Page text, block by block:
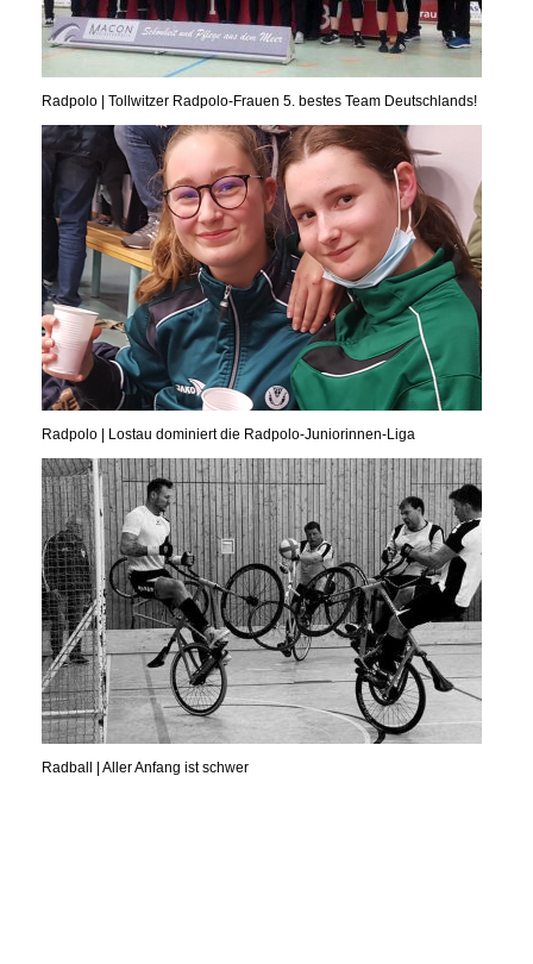
Radpolo | Tollwitzer Radpolo-Frauen 5. bestes Team Deutschlands!
Radpolo | Lostau dominiert die Radpolo-Juniorinnen-Liga
Radball | Aller Anfang ist schwer